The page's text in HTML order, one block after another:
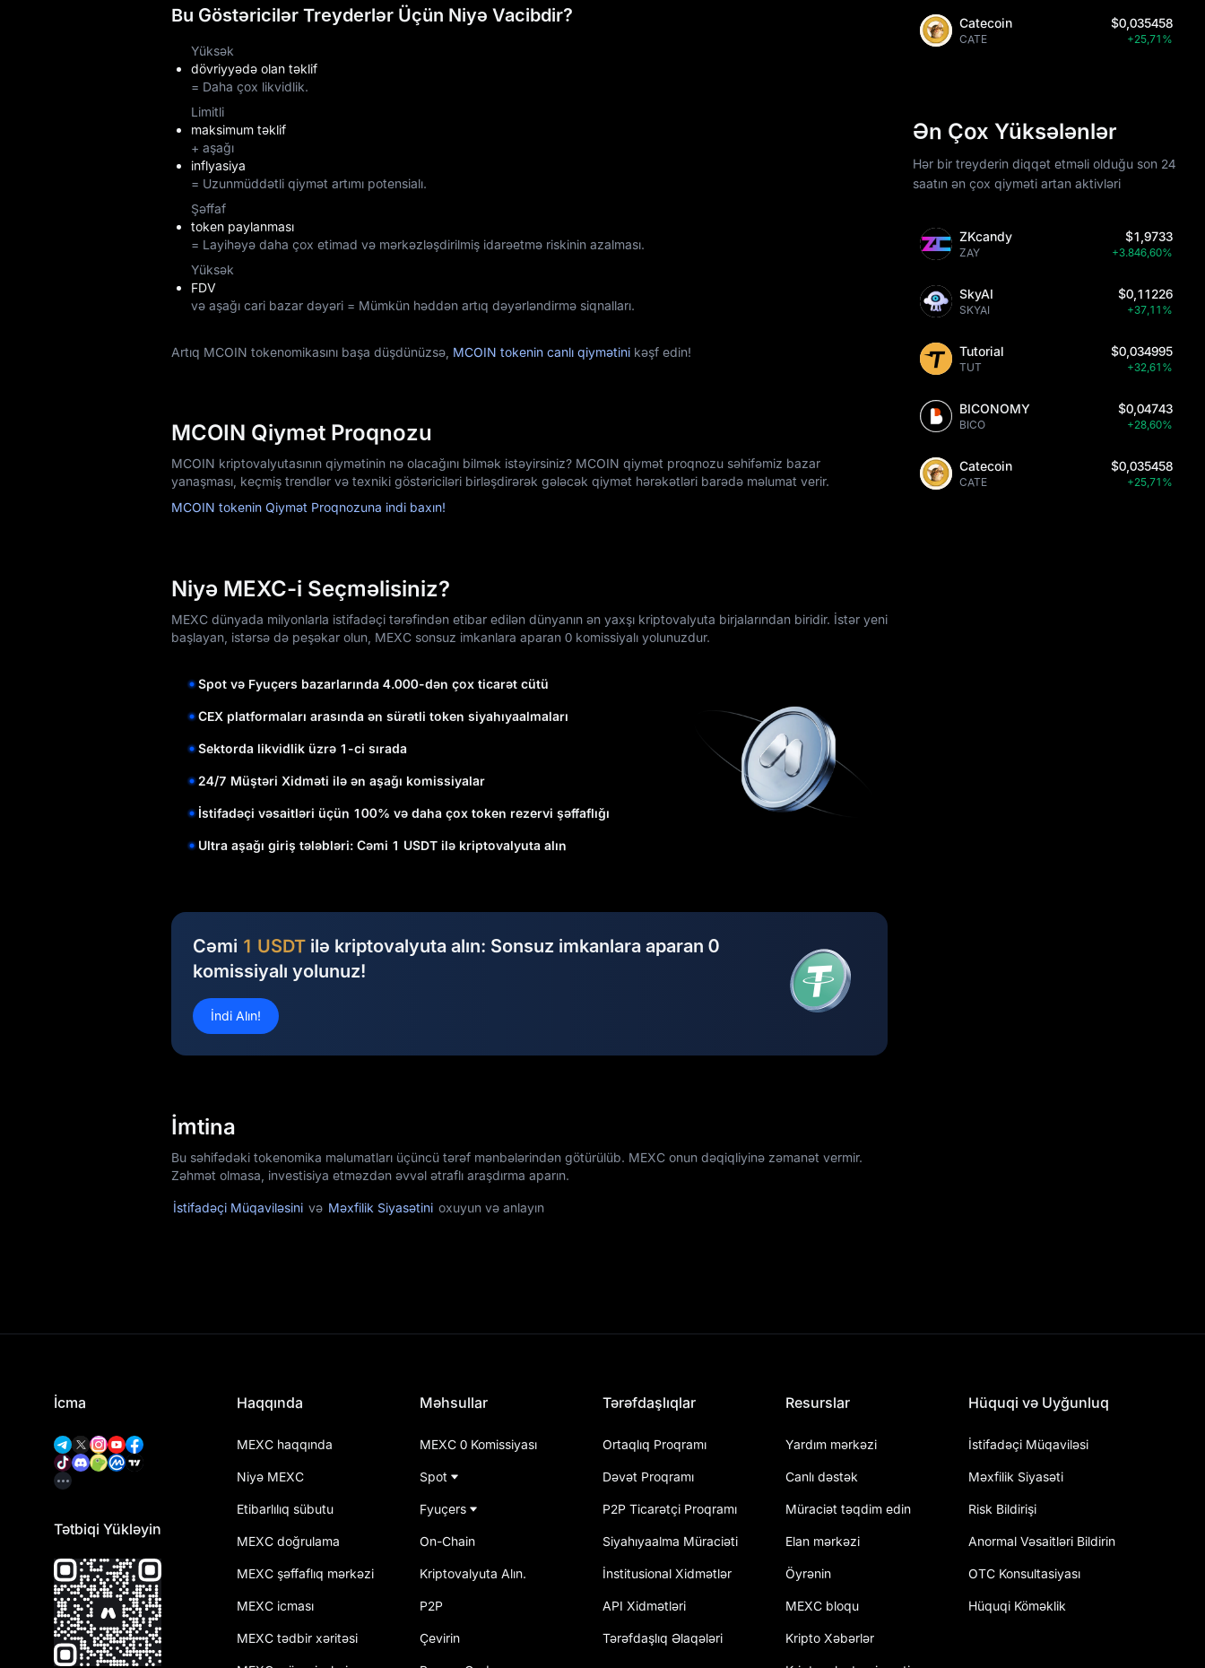
Bu Göstəricilər Treyderlər Üçün Niyə Vacibdir?
Yüksək
dövriyyədə olan təklif
= Daha çox likvidlik.
Limitli
maksimum təklif
+ aşağı
inflyasiya
= Uzunmüddətli qiymət artımı potensialı.
Şəffaf
token paylanması
= Layihəyə daha çox etimad və mərkəzləşdirilmiş idarəetmə riskinin azalması.
Yüksək
FDV
və aşağı cari bazar dəyəri = Mümkün həddən artıq dəyərləndirmə siqnalları.
Artıq MCOIN tokenomikasını başa düşdünüzsə, MCOIN tokenin canlı qiymətini kəşf edin!
MCOIN Qiymət Proqnozu
MCOIN kriptovalyutasının qiymətinin nə olacağını bilmək istəyirsiniz? MCOIN qiymət proqnozu səhifəmiz bazar
yanaşması, keçmiş trendlər və texniki göstəriciləri birləşdirərək gələcək qiymət hərəkətləri barədə məlumat verir.
MCOIN tokenin Qiymət Proqnozuna indi baxın!
Niyə MEXC-i Seçməlisiniz?
MEXC dünyada milyonlarla istifadəçi tərəfindən etibar edilən dünyanın ən yaxşı kriptovalyuta birjalarından biridir. İstər yeni
başlayan, istərsə də peşəkar olun, MEXC sonsuz imkanlara aparan 0 komissiyalı yolunuzdur.
Spot və Fyuçers bazarlarında 4.000-dən çox ticarət cütü
CEX platformaları arasında ən sürətli token siyahıyaalmaları
Sektorda likvidlik üzrə 1-ci sırada
24/7 Müştəri Xidməti ilə ən aşağı komissiyalar
İstifadəçi vəsaitləri üçün 100% və daha çox token rezervi şəffaflığı
Ultra aşağı giriş tələbləri: Cəmi 1 USDT ilə kriptovalyuta alın
Cəmi 1 USDT ilə kriptovalyuta alın: Sonsuz imkanlara aparan 0
komissiyalı yolunuz!
İndi Alın!
İmtina
Bu səhifədəki tokenomika məlumatları üçüncü tərəf mənbələrindən götürülüb. MEXC onun dəqiqliyinə zəmanət vermir.
Zəhmət olmasa, investisiya etməzdən əvvəl ətraflı araşdırma aparın.
İstifadəçi Müqaviləsini və Məxfilik Siyasətini oxuyun və anlayın
Catecoin
CATE
$0,035458
+25,71%
Ən Çox Yüksələnlər
Hər bir treyderin diqqət etməli olduğu son 24
saatın ən çox qiyməti artan aktivləri
ZKcandy
ZAY
$1,9733
+3.846,60%
SkyAI
SKYAI
$0,11226
+37,11%
Tutorial
TUT
$0,034995
+32,61%
BICONOMY
BICO
$0,04743
+28,60%
Catecoin
CATE
$0,035458
+25,71%
İcma
Tətbiqi Yükləyin
Haqqında
MEXC haqqında
Niyə MEXC
Etibarlılıq sübutu
MEXC doğrulama
MEXC şəffaflıq mərkəzi
MEXC icması
MEXC tədbir xəritəsi
Məhsullar
MEXC 0 Komissiyası
Spot
Fyuçers
On-Chain
Kriptovalyuta Alın.
P2P
Çevirin
Tərəfdaşlıqlar
Ortaqlıq Proqramı
Dəvət Proqramı
P2P Ticarətçi Proqramı
Siyahıyaalma Müraciəti
İnstitusional Xidmətlər
API Xidmətləri
Tərəfdaşlıq Əlaqələri
Resurslar
Yardım mərkəzi
Canlı dəstək
Müraciət təqdim edin
Elan mərkəzi
Öyrənin
MEXC bloqu
Kripto Xəbərlər
Hüquqi və Uyğunluq
İstifadəçi Müqaviləsi
Məxfilik Siyasəti
Risk Bildirişi
Anormal Vəsaitləri Bildirin
OTC Konsultasiyası
Hüquqi Köməklik